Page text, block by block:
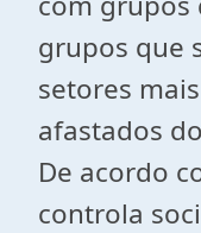
grupos que
setores
afastados
De acordo
controla